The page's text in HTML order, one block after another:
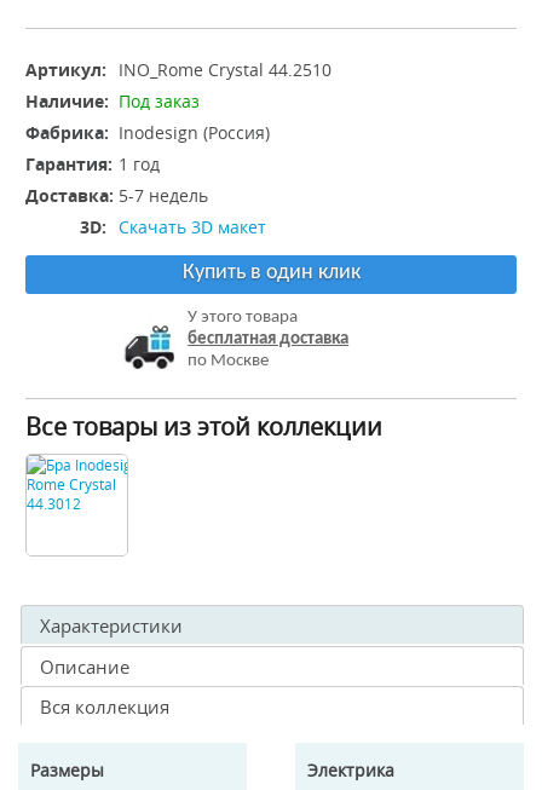
Артикул:
INO_Rome Crystal 44.2510
Наличие: Под заказ
Фабрика: Inodesign (Россия)
Гарантия: 1 год
Доставка: 5-7 недель
3D: Скачать 3D макет
Купить в один клик
У этого товара
бесплатная доставка
по Москве
Все товары из этой коллекции
Характеристики
Описание
Вся коллекция
Размеры Электрика